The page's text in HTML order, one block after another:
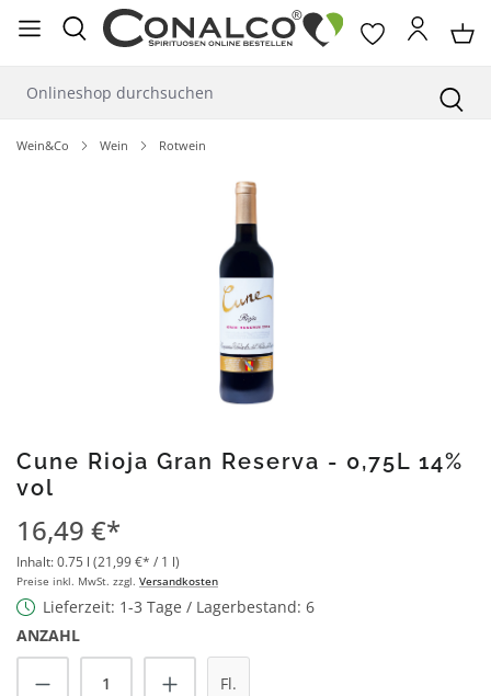
springen
Wein&Co Wein Rotwein
Cune Rioja Gran Reserva - 0,75L 14%
vol
16,49 €*
Inhalt:0.75 l (21,99 €* / 1 l)
Preise inkl. MwSt. zzgl. Versandkosten
Lieferzeit: 1-3 Tage / Lagerbestand: 6
ANZAHL
Produkt Anzahl: Gib den gewünschten
Fl.